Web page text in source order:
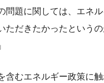
問題に関しては、エネ
ただきたかったという
含むエネルギー政策に